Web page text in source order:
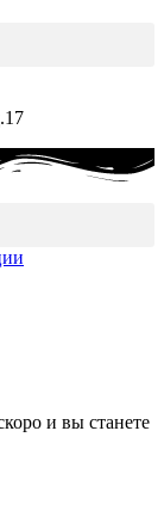
и вы станете